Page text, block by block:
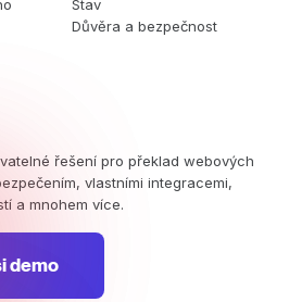
Stav
Důvěra a bezpečnost
řešení pro překlad webových
vlastními integracemi,
a mnohem více.
demo